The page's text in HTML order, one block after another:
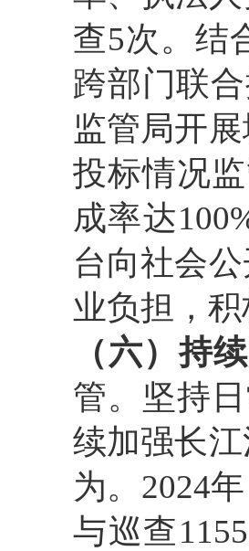
查5次。结
跨部门联
监管局开
投标情况
成率达
台向社会
业负担，
（六）持
管。坚持
续加强长
为。2024
与巡查